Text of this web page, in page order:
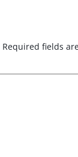
Required fields